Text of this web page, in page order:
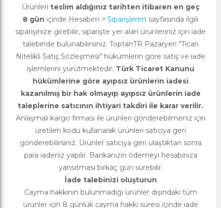
Ürünleri teslim aldığınız tarihten itibaren en geç
8 gün içinde Hesabım > Siparişlerim sayfasında ilgili
siparişinize girebilir, siparişte yer alan ürünleriniz için iade
talebinde bulunabilirsiniz. ToptanTR Pazaryeri "Ticari
Nitelikli Satış Sözleşmesi" hükümlerin göre satış ve iade
işlemlerini yürütmektedir. Türk Ticaret Kanunu
hükümlerine göre ayıpsız ürünlerin iadesi
kazanılmış bir hak olmayıp ayıpsız ürünlerin iade
taleplerine satıcının ihtiyari takdiri ile karar verilir.
Anlaşmalı kargo firması ile ürünleri gönderebilmeniz için
üretilen kodu kullanarak ürünleri satıcıya geri
gönderebilirsiniz. Ürünler satıcıya geri ulaştıktan sonra
para iadeniz yapılır. Bankanızın ödemeyi hesabınıza
yansıtması birkaç gün sürebilir.
İade talebinizi oluşturun
Cayma hakkının bulunmadığı ürünler dışındaki tüm
ürünler için 8 günlük cayma hakkı süresi içinde iade